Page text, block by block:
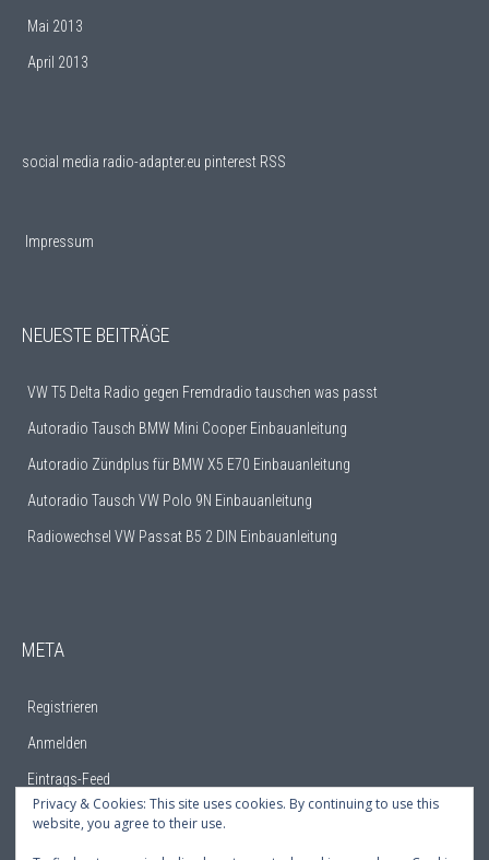
Mai 2013
April 2013
social media radio-adapter.eu pinterest RSS
Impressum
NEUESTE BEITRÄGE
VW T5 Delta Radio gegen Fremdradio tauschen was passt
Autoradio Tausch BMW Mini Cooper Einbauanleitung
Autoradio Zündplus für BMW X5 E70 Einbauanleitung
Autoradio Tausch VW Polo 9N Einbauanleitung
Radiowechsel VW Passat B5 2 DIN Einbauanleitung
META
Registrieren
Anmelden
Eintrags-Feed
Kommentar-Feed
Privacy & Cookies: This site uses cookies. By continuing to use this
website, you agree to their use.